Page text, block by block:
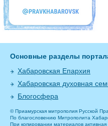
Основные разделы
Хабаровская Епархия
Хабаровская духовная
Блогосфера
© Приамурская митрополия Русской
По благословению Митрополита
При копировании материалов активная